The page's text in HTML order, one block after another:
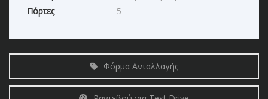
Πόρτες
5
Φόρμα Ανταλλαγής